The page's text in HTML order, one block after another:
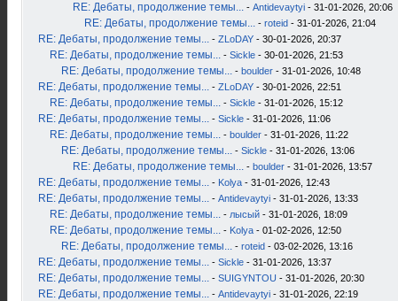
RE: Дебаты, продолжение темы... - Antidevaytyi - 31-01-2026, 20:06
RE: Дебаты, продолжение темы... - roteid - 31-01-2026, 21:04
RE: Дебаты, продолжение темы... - ZLoDAY - 30-01-2026, 20:37
RE: Дебаты, продолжение темы... - Sickle - 30-01-2026, 21:53
RE: Дебаты, продолжение темы... - boulder - 31-01-2026, 10:48
RE: Дебаты, продолжение темы... - ZLoDAY - 30-01-2026, 22:51
RE: Дебаты, продолжение темы... - Sickle - 31-01-2026, 15:12
RE: Дебаты, продолжение темы... - Sickle - 31-01-2026, 11:06
RE: Дебаты, продолжение темы... - boulder - 31-01-2026, 11:22
RE: Дебаты, продолжение темы... - Sickle - 31-01-2026, 13:06
RE: Дебаты, продолжение темы... - boulder - 31-01-2026, 13:57
RE: Дебаты, продолжение темы... - Kolya - 31-01-2026, 12:43
RE: Дебаты, продолжение темы... - Antidevaytyi - 31-01-2026, 13:33
RE: Дебаты, продолжение темы... - лысый - 31-01-2026, 18:09
RE: Дебаты, продолжение темы... - Kolya - 01-02-2026, 12:50
RE: Дебаты, продолжение темы... - roteid - 03-02-2026, 13:16
RE: Дебаты, продолжение темы... - Sickle - 31-01-2026, 13:37
RE: Дебаты, продолжение темы... - SUIGYNTOU - 31-01-2026, 20:30
RE: Дебаты, продолжение темы... - Antidevaytyi - 31-01-2026, 22:19